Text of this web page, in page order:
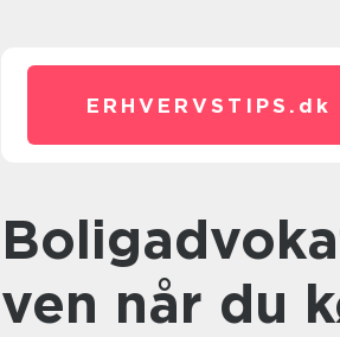
ERHVERVSTIPS. dk
Boligadvokaten – din bedste
ven når du